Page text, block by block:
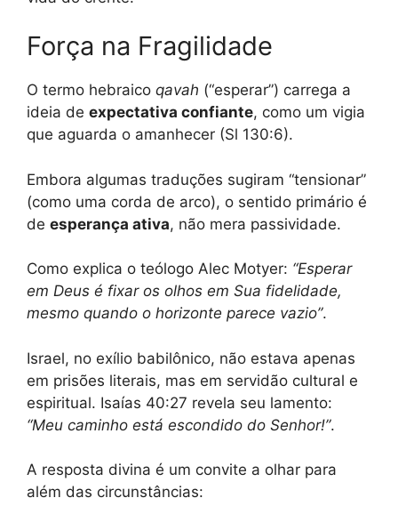
Força na Fragilidade
O termo hebraico qavah (“esperar”) carrega a
ideia de expectativa confiante, como um vigia
que aguarda o amanhecer (Sl 130:6).
Embora algumas traduções sugiram “tensionar”
(como uma corda de arco), o sentido primário é
de esperança ativa, não mera passividade.
Como explica o teólogo Alec Motyer: “Esperar
em Deus é fixar os olhos em Sua fidelidade,
mesmo quando o horizonte parece vazio”.
Israel, no exílio babilônico, não estava apenas
em prisões literais, mas em servidão cultural e
espiritual. Isaías 40:27 revela seu lamento:
“Meu caminho está escondido do Senhor!”.
A resposta divina é um convite a olhar para
além das circunstâncias: